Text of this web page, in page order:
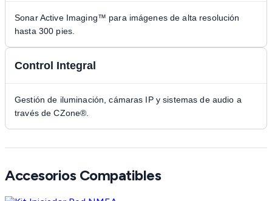
Sonar Active Imaging™ para imágenes de alta resolución
hasta 300 pies.
Control Integral
Gestión de iluminación, cámaras IP y sistemas de audio a
través de CZone®.
Accesorios Compatibles